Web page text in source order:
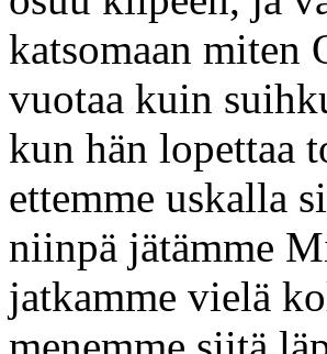
katsomaan miten
vuotaa kuin
kun hän lopettaa
ettemme uskalla
niinpä jätämme
jatkamme vielä